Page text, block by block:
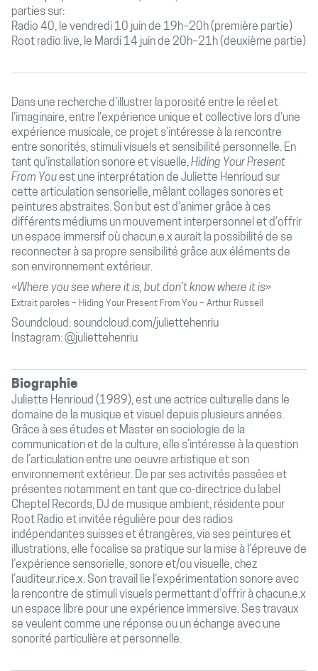
parties sur:
Radio 40, le vendredi 10 juin de 19h–20h (première partie)
Root radio live, le Mardi 14 juin de 20h–21h (deuxième partie)
Dans une recherche d'illustrer la porosité entre le réel et
l'imaginaire, entre l'expérience unique et collective lors d'une
expérience musicale, ce projet s'intéresse à la rencontre
entre sonorités, stimuli visuels et sensibilité personnelle. En
tant qu'installation sonore et visuelle,Hiding Your Present
From Youest une interprétation de Juliette Henrioud sur
cette articulation sensorielle, mêlant collages sonores et
peintures abstraites. Son but est d'animer grâce à ces
différents médiums un mouvement interpersonnel et d'offrir
un espace immersif où chacun.e.x aurait la possibilité de se
reconnecter à sa propre sensibilité grâce aux éléments de
son environnement extérieur.
«Where you see where it is, but don’t know where it is»
Extrait paroles – Hiding Your Present From You – Arthur Russell
Soundcloud: soundcloud.com/juliettehenriu
Instagram:@juliettehenriu
Biographie
Juliette Henrioud (1989), est une actrice culturelle dans le
domaine de la musique et visuel depuis plusieurs années.
Grâce à ses études et Master en sociologie de la
communication et de la culture, elle s’intéresse à la question
de l’articulation entre une oeuvre artistique et son
environnement extérieur. De par ses activités passées et
présentes notamment en tant que co-directrice du label
Cheptel Records, DJ de musique ambient, résidente pour
Root Radio et invitée régulière pour des radios
indépendantes suisses et étrangères, via ses peintures et
illustrations, elle focalise sa pratique sur la mise à l’épreuve de
l’expérience sensorielle, sonore et/ou visuelle, chez
l’auditeur.rice.x. Son travail lie l’expérimentation sonore avec
la rencontre de stimuli visuels permettant d’offrir à chacun.e.x
un espace libre pour une expérience immersive. Ses travaux
se veulent comme une réponse ou un échange avec une
sonorité particulière et personnelle.